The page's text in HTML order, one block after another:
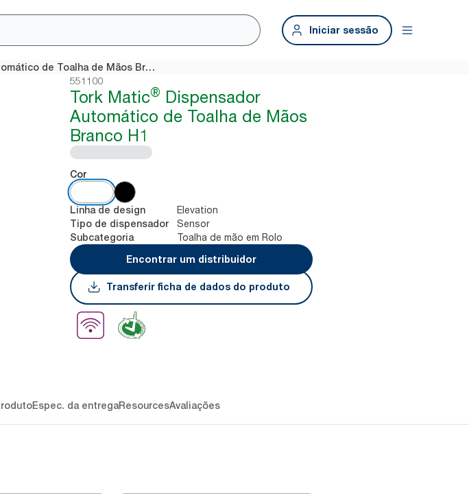
Iniciar sessão
Tork Matic® Dispensador Automático de Toalha de Mãos Branco H1
551100
Tork Matic® Dispensador
Automático de Toalha de Mãos
Branco H1
Cor
Linha de design Elevation
Tipo de dispensador Sensor
Subcategoria
Toalha de mão em Rolo
Encontrar um distribuidor
Transferir ficha de dados do produto
Espec. da entregaResourcesAvaliações